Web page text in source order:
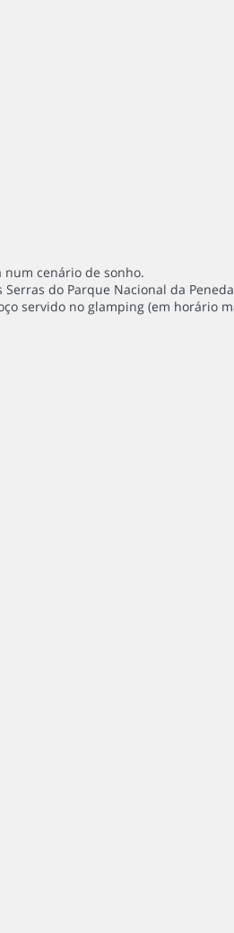
num cenário de sonho.
do Parque Nacional da
servido no glamping (em horário